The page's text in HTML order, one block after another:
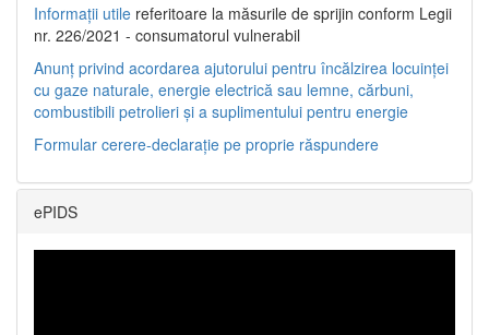
Informații utile referitoare la măsurile de sprijin conform Legii
nr. 226/2021 - consumatorul vulnerabil
Anunț privind acordarea ajutorului pentru încălzirea locuinței
cu gaze naturale, energie electrică sau lemne, cărbuni,
combustibili petrolieri și a suplimentului pentru energie
Formular cerere-declarație pe proprie răspundere
ePIDS